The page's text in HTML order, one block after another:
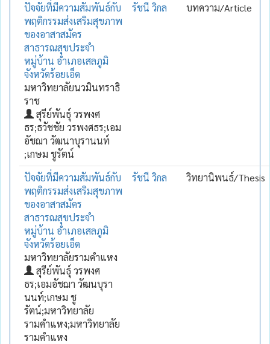
ปัจจัยที่มีความสัมพันธ์กับ
พฤติกรรมส่งเสริมสุขภาพ
ของอาสาสมัคร
สาธารณสุขประจำ
หมู่บ้าน อำเภอเสลภูมิ
จังหวัดร้อยเอ็ด
มหาวิทยาลัยนวมินทราธิ
ราช
สุรีย์พันธุ์ วรพงศ
ธร;ธวัชชัย วรพงศธร;เอม
อัชฌา วัฒนาบุรานนท์
;เกษม ชูรัตน์
รัชนี วิกล บทความ/Article
ปัจจัยที่มีความสัมพันธ์กับ
พฤติกรรมส่งเสริมสุขภาพ
ของอาสาสมัคร
สาธารณสุขประจำ
หมู่บ้าน อำเภอเสลภูมิ
จังหวัดร้อยเอ็ด
มหาวิทยาลัยรามคำแหง
สุรีย์พันธุ์ วรพงศ
ธร;เอมอัชฌา วัฒนบุรา
นนท์;เกษม ชู
รัตน์;มหาวิทยาลัย
รามคำแหง;มหาวิทยาลัย
รามคำแหง
รัชนี วิกล วิทยานิพนธ์/Thesis